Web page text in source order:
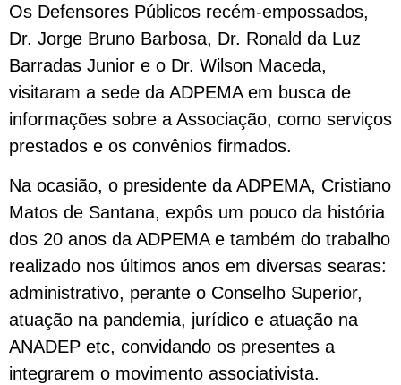
Os Defensores Públicos recém-empossados,
Dr. Jorge Bruno Barbosa, Dr. Ronald da Luz
Barradas Junior e o Dr. Wilson Maceda,
visitaram a sede da ADPEMA em busca de
informações sobre a Associação, como serviços
prestados e os convênios firmados.
Na ocasião, o presidente da ADPEMA, Cristiano
Matos de Santana, expôs um pouco da história
dos 20 anos da ADPEMA e também do trabalho
realizado nos últimos anos em diversas searas:
administrativo, perante o Conselho Superior,
atuação na pandemia, jurídico e atuação na
ANADEP etc, convidando os presentes a
integrarem o movimento associativista.